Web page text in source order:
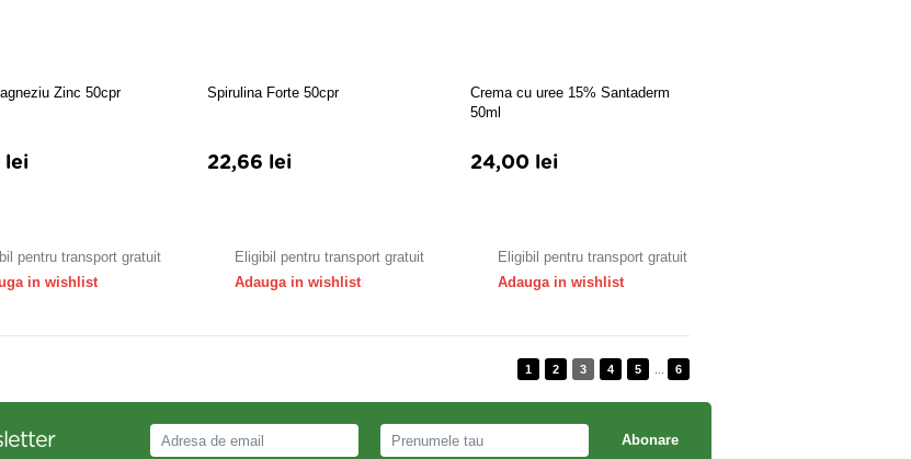
Zinc 50cpr
lei
pentru transport gratuit
in wishlist
Spirulina Forte 50cpr
22,66 lei
Eligibil pentru transport gratuit
Adauga in wishlist
Crema cu uree 15% Santaderm
50ml
24,00 lei
Eligibil pentru transport gratuit
Adauga in wishlist
1 2 3 4 5 6
Abonare